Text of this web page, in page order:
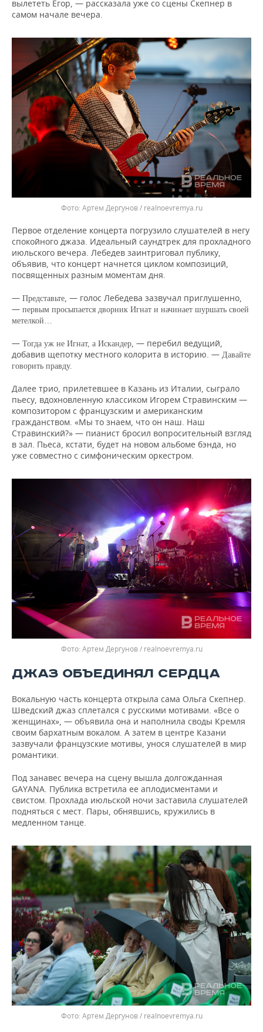
вылететь Егор, — рассказала уже со сцены Скепнер в
самом начале вечера.
Артем Дергунов / realnoevremya.ru
Первое отделение концерта погрузило слушателей в негу
спокойного джаза. Идеальный саундтрек для прохладного
июльского вечера. Лебедев заинтриговал публику,
объявив, что концерт начнется циклом композиций,
посвященных разным моментам дня.
— Представьте, — голос Лебедева зазвучал приглушенно,
— первым просыпается дворник Игнат и начинает шуршать своей
метелкой…
— Тогда уж не Игнат, а Искандер, — перебил ведущий,
добавив щепотку местного колорита в историю. — Давайте
говорить правду.
Далее трио, прилетевшее в Казань из Италии, сыграло
пьесу, вдохновленную классиком Игорем Стравинским —
композитором с французским и американским
гражданством. «Мы то знаем, что он наш. Наш
Стравинский?» — пианист бросил вопросительный взгляд
в зал. Пьеса, кстати, будет на новом альбоме бэнда, но
уже совместно с симфоническим оркестром.
Артем Дергунов / realnoevremya.ru
ДЖАЗ ОБЪЕДИНЯЛ СЕРДЦА
Вокальную часть концерта открыла сама Ольга Скепнер.
Шведский джаз сплетался с русскими мотивами. «Все о
женщинах», — объявила она и наполнила своды Кремля
своим бархатным вокалом. А затем в центре Казани
зазвучали французские мотивы, унося слушателей в мир
романтики.
Под занавес вечера на сцену вышла долгожданная
GAYANA. Публика встретила ее аплодисментами и
свистом. Прохлада июльской ночи заставила слушателей
подняться с мест. Пары, обнявшись, кружились в
медленном танце.
Артем Дергунов / realnoevremya.ru